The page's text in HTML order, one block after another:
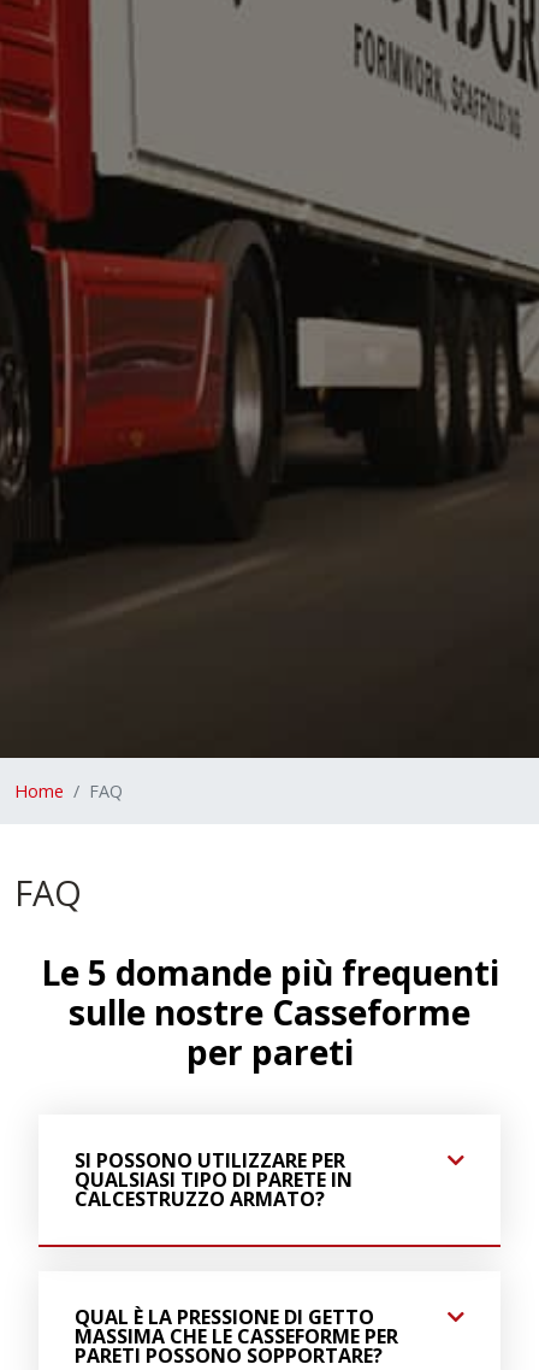
Home FAQ
FAQ
Le 5 domande più frequenti
sulle nostre Casseforme
per pareti
SI POSSONO UTILIZZARE PER
QUALSIASI TIPO DI PARETE IN
CALCESTRUZZO ARMATO?
QUAL È LA PRESSIONE DI GETTO
MASSIMA CHE LE CASSEFORME PER
PARETI POSSONO SOPPORTARE?